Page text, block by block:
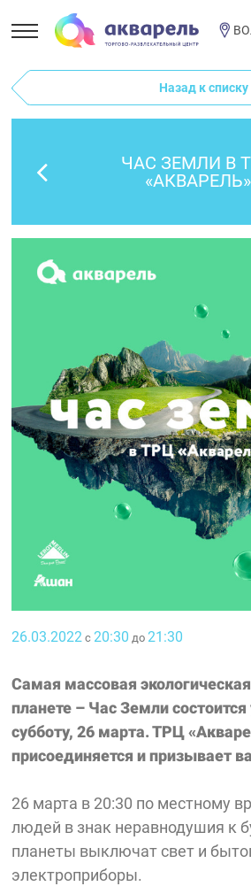
Назад к списку
ЧАС ЗЕМЛИ В
«АКВАРЕЛЬ»
26.03.2022 с 20:30 до 21:30
Самая массовая
планете – Час Земли
субботу, 26 марта. ТРЦ
присоединяется и призывает
26 марта в 20:30 по местному
людей в знак неравнодушия к
планеты выключат свет и
электроприборы.